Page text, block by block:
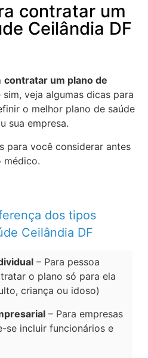
contratar um
Ceilândia DF
contratar um plano de
sim, veja algumas dicas para
o melhor plano de saúde
sua empresa.
para você considerar antes
médico.
dos tipos
Ceilândia DF
– Para pessoa
o plano só para ela
criança ou idoso)
– Para empresas
se incluir funcionários e